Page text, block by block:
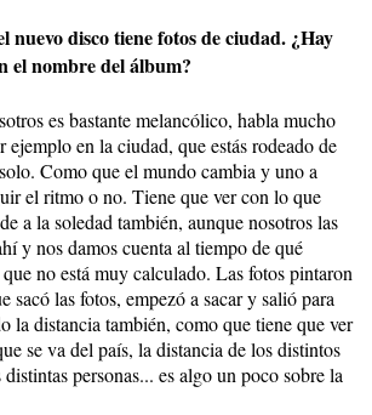
nuevo disco tiene fotos de ciudad. ¿Hay
el nombre del álbum?
es bastante melancólico, habla mucho
ejemplo en la ciudad, que estás rodeado de
Como que el mundo cambia y uno a
el ritmo o no. Tiene que ver con lo que
a la soledad también, aunque nosotros las
y nos damos cuenta al tiempo de qué
no está muy calculado. Las fotos pintaron
sacó las fotos, empezó a sacar y salió para
la distancia también, como que tiene que ver
se va del país, la distancia de los distintos
personas... es algo un poco sobre la